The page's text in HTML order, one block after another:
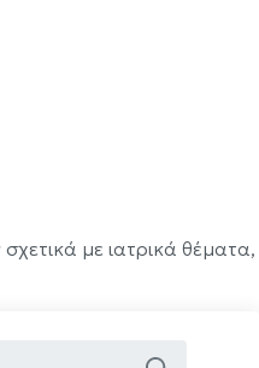
με ιατρικά θέματα,